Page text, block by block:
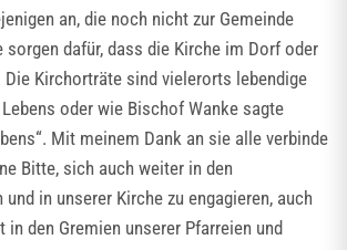
an, die noch nicht zur Gemeinde
sorgen dafür, dass die Kirche im Dorf oder
Die Kirchorträte sind vielerorts lebendige
oder wie Bischof Wanke sagte
Mit meinem Dank an sie alle verbinde
Bitte, sich auch weiter in den
und in unserer Kirche zu engagieren, auch
den Gremien unserer Pfarreien und